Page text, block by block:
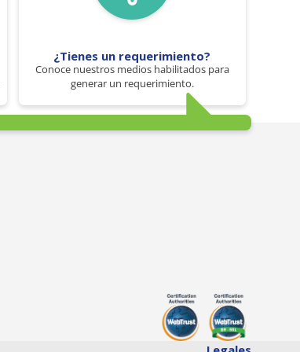
¿Tienes un requerimiento?
Conoce nuestros medios habilitados para
generar un requerimiento.